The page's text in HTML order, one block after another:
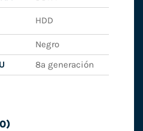
HDD
Negro
8ª generación